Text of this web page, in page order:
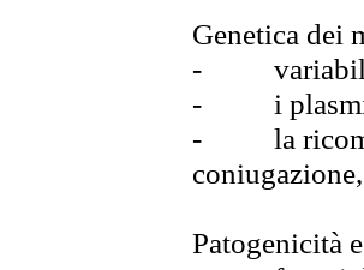
Genetica dei
-
-
i
-
la
Patogenicità